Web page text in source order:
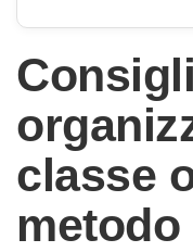
classe